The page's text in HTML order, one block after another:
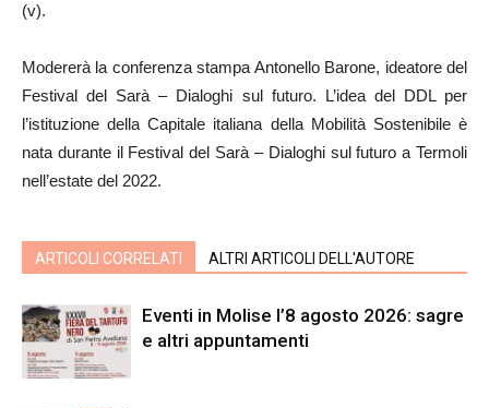
(v).
Modererà la conferenza stampa Antonello Barone, ideatore del
Festival del Sarà – Dialoghi sul futuro. L’idea del DDL per
l’istituzione della Capitale italiana della Mobilità Sostenibile è
nata durante il Festival del Sarà – Dialoghi sul futuro a Termoli
nell’estate del 2022.
ARTICOLI CORRELATI ALTRI ARTICOLI DELL'AUTORE
Eventi in Molise l’8 agosto 2026: sagre
e altri appuntamenti